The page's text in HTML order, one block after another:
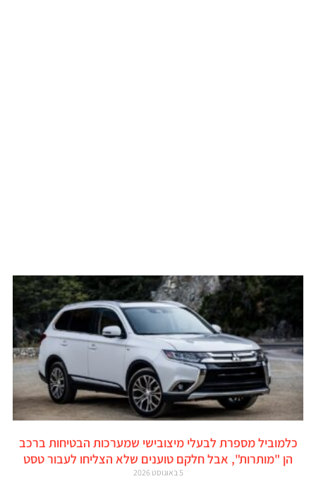
כלמוביל מספרת לבעלי מיצובישי שמערכות הבטיחות ברכב
הן "מותרות", אבל חלקם טוענים שלא הצליחו לעבור טסט
5 באוגוסט 2026